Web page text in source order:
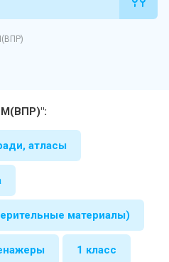
атласы
материалы)
1 класс